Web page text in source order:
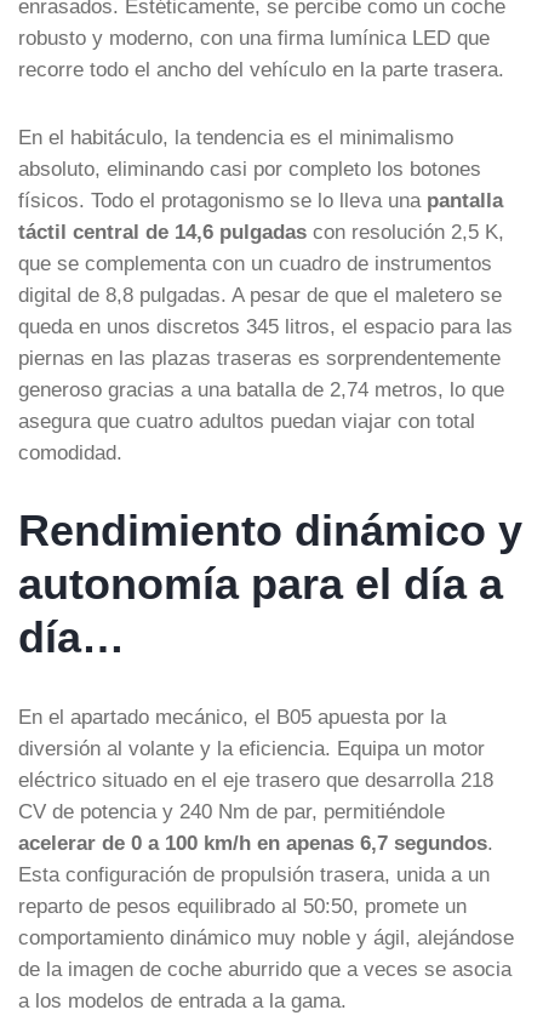
enrasados. Estéticamente, se percibe como un coche
robusto y moderno, con una firma lumínica LED que
recorre todo el ancho del vehículo en la parte trasera.
En el habitáculo, la tendencia es el minimalismo
absoluto, eliminando casi por completo los botones
físicos. Todo el protagonismo se lo lleva una pantalla
táctil central de 14,6 pulgadas con resolución 2,5 K,
que se complementa con un cuadro de instrumentos
digital de 8,8 pulgadas. A pesar de que el maletero se
queda en unos discretos 345 litros, el espacio para las
piernas en las plazas traseras es sorprendentemente
generoso gracias a una batalla de 2,74 metros, lo que
asegura que cuatro adultos puedan viajar con total
comodidad.
Rendimiento dinámico y
autonomía para el día a
día…
En el apartado mecánico, el B05 apuesta por la
diversión al volante y la eficiencia. Equipa un motor
eléctrico situado en el eje trasero que desarrolla 218
CV de potencia y 240 Nm de par, permitiéndole
acelerar de 0 a 100 km/h en apenas 6,7 segundos.
Esta configuración de propulsión trasera, unida a un
reparto de pesos equilibrado al 50:50, promete un
comportamiento dinámico muy noble y ágil, alejándose
de la imagen de coche aburrido que a veces se asocia
a los modelos de entrada a la gama.